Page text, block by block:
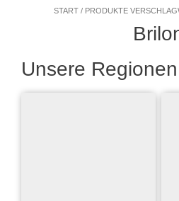
START / PRODUKTE
Unsere Regionen